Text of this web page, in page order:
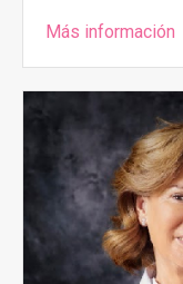
Más información